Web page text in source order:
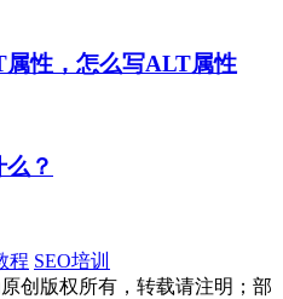
性，怎么写ALT属性
？
程 SEO培训
创版权所有，转载请注明；部